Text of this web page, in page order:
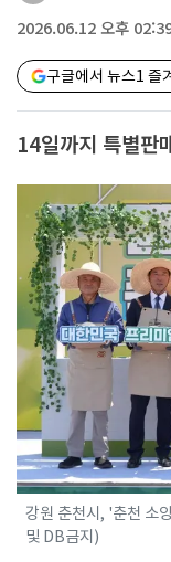
2026.06.12 오후
구글에서 뉴스1 즐
14일까지 특별
강원 춘천시, '춘천 소
및 DB금지)